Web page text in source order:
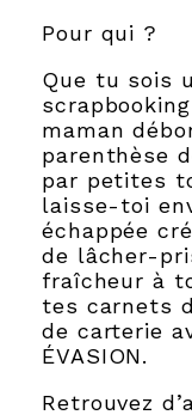
Pour qui ?
Que tu sois
maman
parenthèse
par petites
laisse-toi
échappée
de lâcher-
fraîcheur à
tes carnets
de carterie
ÉVASION.
Retrouvez